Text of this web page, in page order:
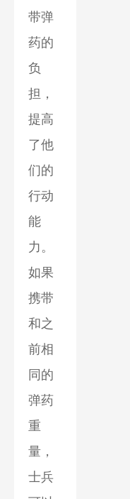
带弹
药的
负
担，
提高
了他
们的
行动
能
力。
如果
携带
和之
前相
同的
弹药
重
量，
士兵